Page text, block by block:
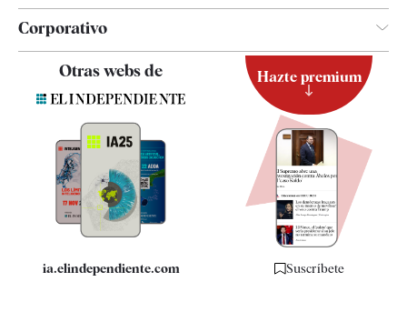
Corporativo
Quiénes somos
Especificaciones
Otras webs de
ia.elindependiente.com
Hazte premium
Suscríbete